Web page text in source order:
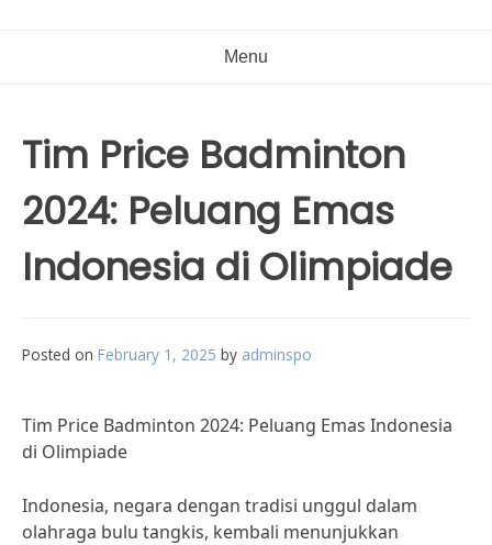
Menu
Tim Price Badminton
2024: Peluang Emas
Indonesia di Olimpiade
Posted on February 1, 2025 by adminspo
Tim Price Badminton 2024: Peluang Emas Indonesia
di Olimpiade
Indonesia, negara dengan tradisi unggul dalam
olahraga bulu tangkis, kembali menunjukkan